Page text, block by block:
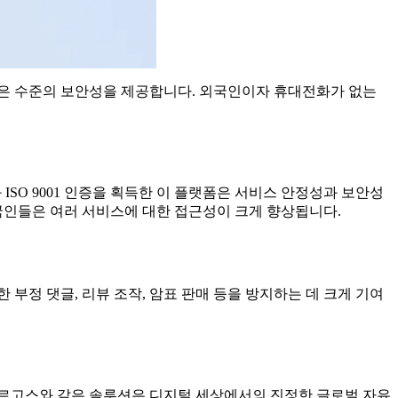
수준의 보안성을 제공합니다. 외국인이자 휴대전화가 없는
9001 인증을 획득한 이 플랫폼은 서비스 안정성과 보안성
들은 여러 서비스에 대한 접근성이 크게 향상됩니다.
부정 댓글, 리뷰 조작, 암표 판매 등을 방지하는 데 크게 기여
스와 같은 솔루션은 디지털 세상에서의 진정한 글로벌 자유